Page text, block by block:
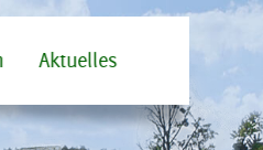
Aktuelles